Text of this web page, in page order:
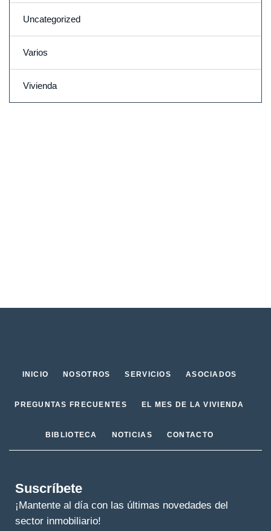
Uncategorized
Varios
Vivienda
INICIO NOSOTROS SERVICIOS ASOCIADOS
PREGUNTAS FRECUENTES EL MES DE LA VIVIENDA
BIBLIOTECA NOTICIAS CONTACTO
Suscríbete
¡Mantente al día con las últimas novedades del
sector inmobiliario!